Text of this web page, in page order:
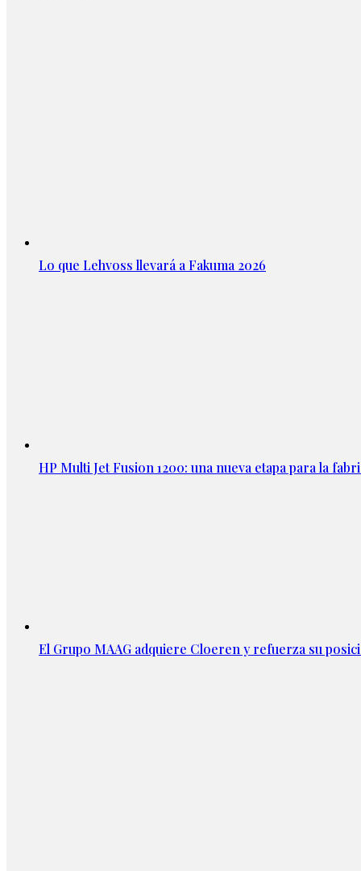
Lo que Lehvoss llevará a Fakuma 2026
HP Multi Jet Fusion 1200: una nueva etapa para la
El Grupo MAAG adquiere Cloeren y refuerza su